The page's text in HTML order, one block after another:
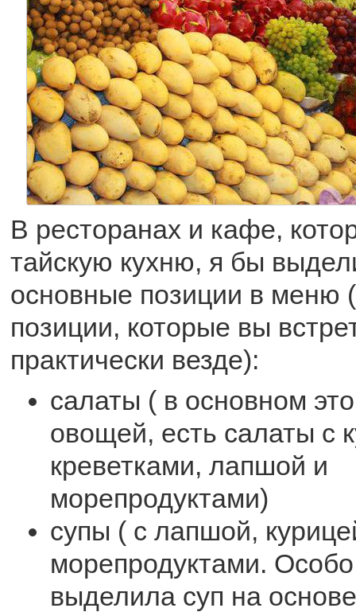
В ресторанах и кафе,
тайскую кухню, я бы
основные позиции в меню
позиции, которые вы
практически везде):
салаты ( в основном
овощей, есть салаты с
креветками, лапшой и
морепродуктами)
супы ( с лапшой,
морепродуктами.
выделила суп на